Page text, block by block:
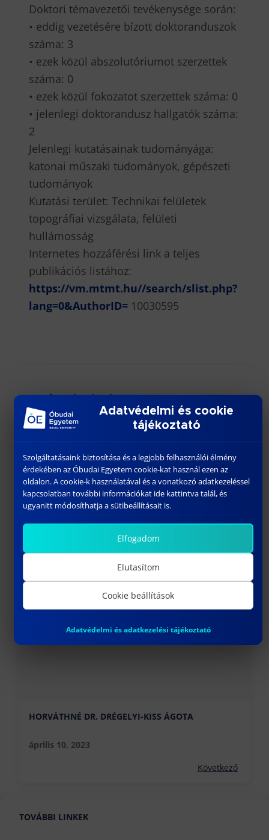
Doktori témavezetői tevékenysége során:
• eddig vezetésére bízott doktoranduszok
száma: 3
• ezek közül abszolutóriumot szerzettek
száma: 0
• ezek közül fokozatot szerzettek száma: 0
• jelenlegi doktorandusz hallgatók száma:
2
Jelenlegi kutatásainak tudományága:
katonai műszaki tudományok, gépészeti
tudományok
Kutatási terület: Technikai felületek
topográfiai vizsgálata, felületi
hullámosság
Internetes hozzáférési link a teljes
publikációs listához:
https://vm.mtmt.hu//search/slist.php?
lang=0&AuthorID= 10030595
HORVÁTHNÉ DR. DRÉGELYI-KISS ÁGOTA
április 10, 2023
Következő
TOVÁBBI LINKEK
Adatvédelmi és cookie
tájékoztató
Szolgáltatásaink biztosítása és a legjobb felhasználói élmény
érdekében az Óbudai Egyetem cookie-kat használ ezen az
oldalon. A cookie-k használatával és a vonatkozó adatkezeléssel
kapcsolatban további információkat ide kattintva talál, és
ugyanitt módosíthatja a sütibeállításait is.
Elfogadom
Elutasítom
Cookie beállítások
Adatvédelmi és adatkezelési tájékoztató